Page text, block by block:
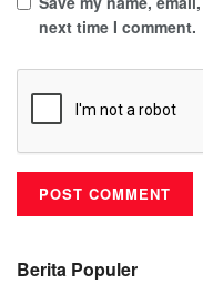
next time I comment.
Berita Populer